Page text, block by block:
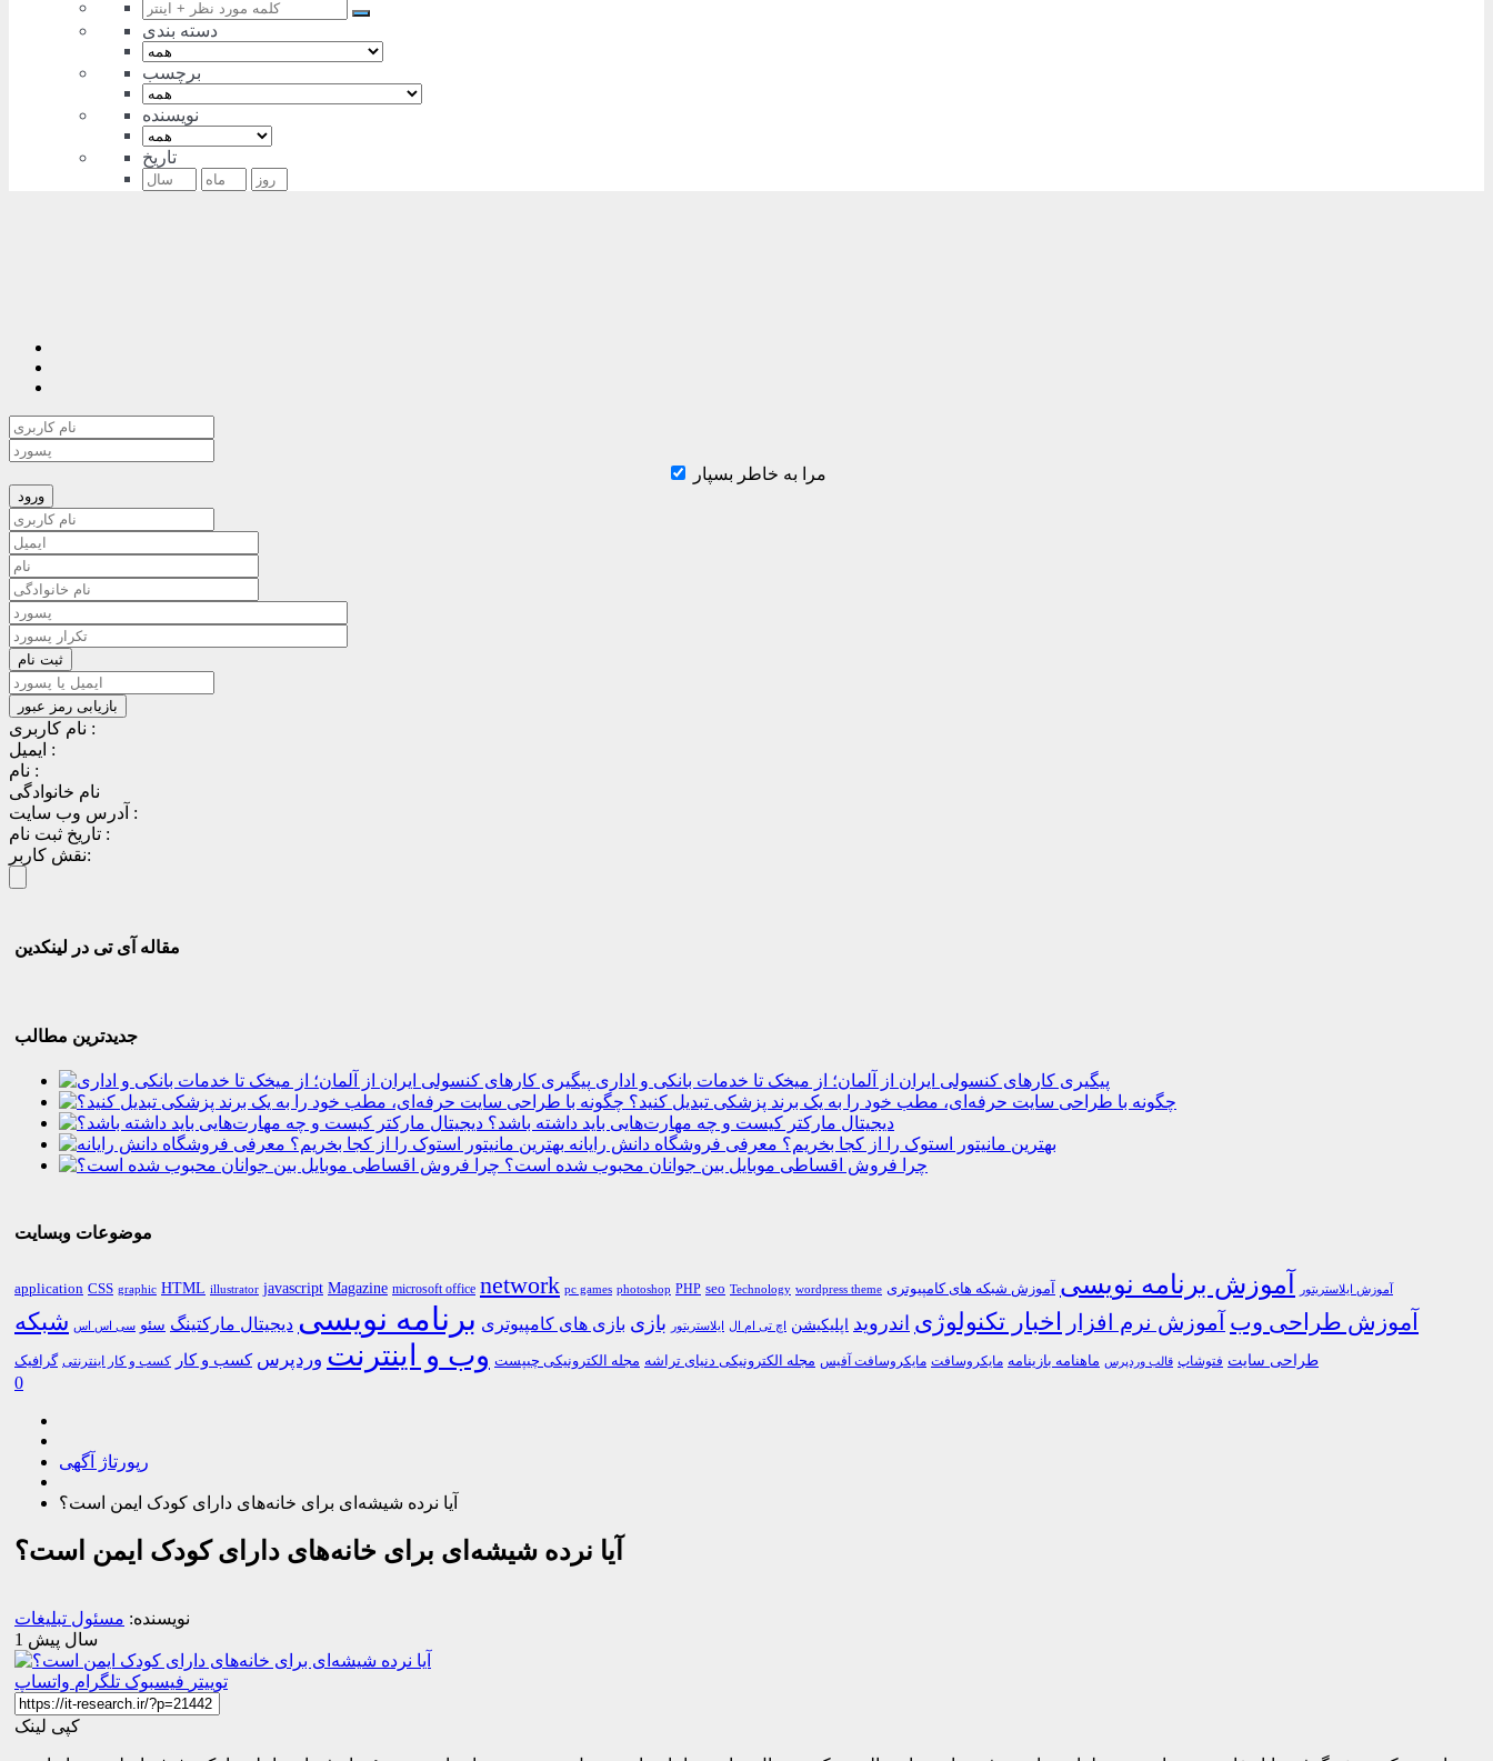
دسته بندی
برچسب
نویسنده
تاریخ
مرا به خاطر بسپار
نام کاربری :
ایمیل :
نام :
نام خانوادگی
آدرس وب سایت :
تاریخ ثبت نام :
نقش کاربر:
مقاله آی تی در لینکدین
جدیدترین مطالب
پیگیری کارهای کنسولی ایران از آلمان؛ از میخک تا خدمات بانکی و اداری
چگونه با طراحی سایت حرفه‌ای، مطب خود را به یک برند پزشکی تبدیل کنید؟
دیجیتال مارکتر کیست و چه مهارت‌هایی باید داشته باشد؟
بهترین مانیتور استوک را از کجا بخریم؟ معرفی فروشگاه دانش رایانه
چرا فروش اقساطی موبایل بین جوانان محبوب شده است؟
موضوعات وبسایت
application CSS graphic HTML illustrator javascript Magazine microsoft office network pc games photoshop PHP seo Technology wordpress theme آموزش ایلاستریتور آموزش برنامه نویسی آموزش شبکه های کامپیوتری
آموزش طراحی وب آموزش نرم افزار اخبار تکنولوژی اندروید اپلیکیشن اچ تی ام ال ایلاستریتور بازی بازی های کامپیوتری برنامه نویسی دیجیتال مارکتینگ سئو سی اس اس شبکه
طراحی سایت فتوشاپ قالب وردپرس ماهنامه بازینامه مایکروسافت مایکروسافت آفیس مجله الکترونیکی دنیای تراشه مجله الکترونیکی چیپست وب و اینترنت وردپرس کسب و کار کسب و کار اینترنتی گرافیک
0
رپورتاژ آگهی
آیا نرده شیشه‌ای برای خانه‌های دارای کودک ایمن است؟
آیا نرده شیشه‌ای برای خانه‌های دارای کودک ایمن است؟
نویسنده: مسئول تبلیغات
1 سال پیش
توییتر فیسبوک تلگرام واتساپ
کپی لینک